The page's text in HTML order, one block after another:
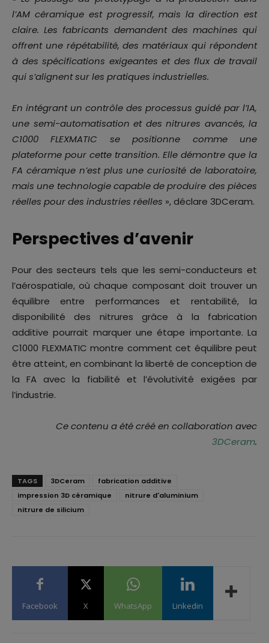
l’AM céramique est progressif, mais la direction est
claire. Les fabricants demandent des machines qui
offrent une répétabilité, des matériaux qui répondent
à des spécifications exigeantes et des flux de travail
qui s’alignent sur les pratiques industrielles.
En intégrant un contrôle des processus guidé par l’IA,
une semi-automatisation et des nitrures avancés, la
C1000 FLEXMATIC se positionne comme une
plateforme pour cette transition. Elle démontre que la
FA céramique n’est plus une curiosité de laboratoire,
mais une technologie capable de produire des pièces
réelles pour des industries réelles », déclare 3DCeram.
Perspectives d’avenir
Pour des secteurs tels que les semi-conducteurs et
l’aérospatiale, où chaque composant doit trouver un
équilibre entre performances et rentabilité, la
disponibilité des nitrures grâce à la fabrication
additive pourrait marquer une étape importante. La
C1000 FLEXMATIC montre comment cet équilibre peut
être atteint, en combinant la liberté de conception de
la FA avec la fiabilité et l’évolutivité exigées par
l’industrie.
Ce contenu a été créé en collaboration avec
3DCeram.
TAGS 3DCeram
fabrication additive
impression 3D céramique
nitrure d'aluminium
nitrure de silicium
Facebook X WhatsApp Linkedin